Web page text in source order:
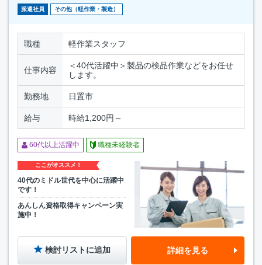
派遣社員 その他（軽作業・製造）
職種 軽作業スタッフ
仕事内容
＜40代活躍中＞製品の検品作業などをお任せ
します。
勤務地 日置市
給与 時給1,200円～
60代以上活躍中 職種未経験者
ここがオススメ！
40代のミドル世代を中心に活躍中
です！
あんしん資格取得キャンペーン実
施中！
検討リストに追加 詳細を見る